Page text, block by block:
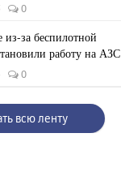
0
за беспилотной
работу на АЗС
0
всю ленту